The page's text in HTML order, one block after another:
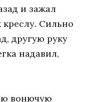
и зажал
Сильно
другую руку
надавил,
вонючую